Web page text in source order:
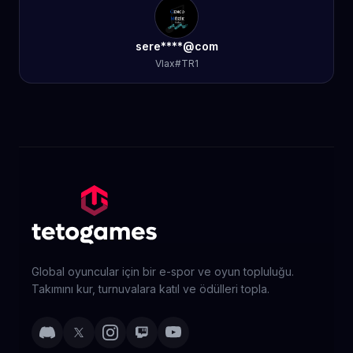
sere****@com
Vlax#TR1
Global oyuncular için bir e-spor ve oyun topluluğu.
Takımını kur, turnuvalara katıl ve ödülleri topla.